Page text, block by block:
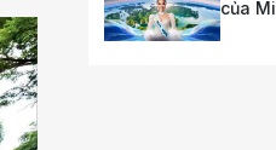
của